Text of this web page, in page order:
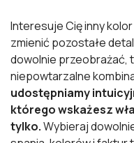
Interesuje Cię inny
zmienić pozostałe
dowolnie przeobrażać,
niepowtarzalne
udostępniamy
którego wskażesz
tylko.Wybieraj